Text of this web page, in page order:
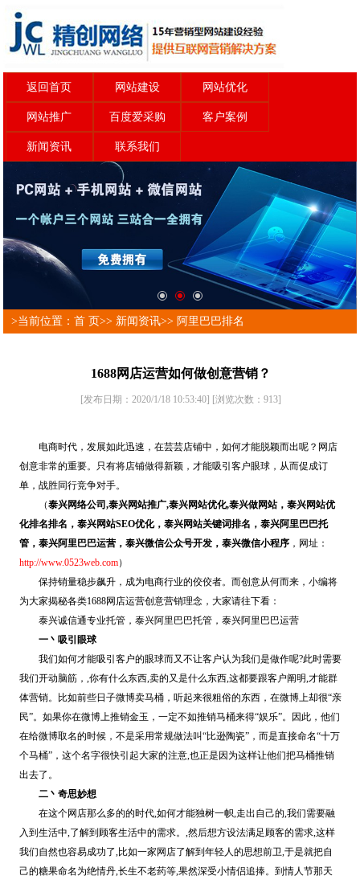
返回首页 网站建设 网站优化
网站推广 百度爱采购 客户案例
新闻资讯 联系我们
>当前位置：首 页>> 新闻资讯>> 阿里巴巴排名
1688网店运营如何做创意营销？
[发布日期：2020/1/18 10:53:40] [浏览次数：913]
电商时代，发展如此迅速，在芸芸店铺中，如何才能脱颖而出呢？网店
创意非常的重要。只有将店铺做得新颖，才能吸引客户眼球，从而促成订
单，战胜同行竞争对手。
（泰兴网络公司,泰兴网站推广,泰兴网站优化,泰兴做网站，泰兴网站优
化排名排名，泰兴网站SEO优化，泰兴网站关键词排名，泰兴阿里巴巴托
管，泰兴阿里巴巴运营，泰兴微信公众号开发，泰兴微信小程序 ，网址：
http://www.0523web.com）
保持销量稳步飙升，成为电商行业的佼佼者。而创意从何而来，小编将
为大家揭秘各类1688网店运营创意营销理念，大家请往下看：
泰兴诚信通专业托管，泰兴阿里巴巴托管，泰兴阿里巴巴运营
一丶吸引眼球
我们如何才能吸引客户的眼球而又不让客户认为我们是做作呢?此时需要
我们开动脑筋，,你有什么东西,卖的又是什么东西,这都要跟客户阐明,才能群
体营销。比如前些日子微博卖马桶，听起来很粗俗的东西，在微博上却很“亲
民”。如果你在微博上推销金玉，一定不如推销马桶来得“娱乐”。因此，他们
在给微博取名的时候，不是采用常规做法叫“比逊陶瓷”，而是直接命名“十万
个马桶”，这个名字很快引起大家的注意,也正是因为这样让他们把马桶推销
出去了。
二丶奇思妙想
在这个网店那么多的的时代,如何才能独树一帜,走出自己的,我们需要融
入到生活中,了解到顾客生活中的需求。,然后想方设法满足顾客的需求,这样
我们自然也容易成功了,比如一家网店了解到年轻人的思想前卫,于是就把自
己的糖果命名为绝情丹,长生不老药等,果然深受小情侣追捧。到情人节那天